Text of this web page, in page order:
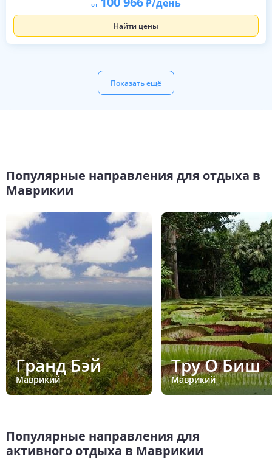
от /день
Найти цены
Показать ещё
Популярные направления для отдыха в
Маврикии
Гранд Бэй
Маврикий
Тру О Биш
Маврикий
Популярные направления для
активного отдыха в Маврикии